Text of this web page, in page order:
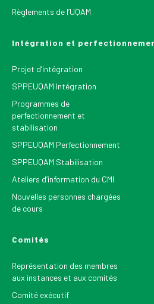
Règlements de l’UQAM
Intégration et
Projet d’intégration
SPPEUQAM Intégration
Programmes de
perfectionnement et
stabilisation
SPPEUQAM Perfectionnement
SPPEUQAM Stabilisation
Ateliers d’information du CMI
Nouvelles personnes chargées
de cours
Comités
Représentation des membres
aux instances et aux comités
Comité exécutif